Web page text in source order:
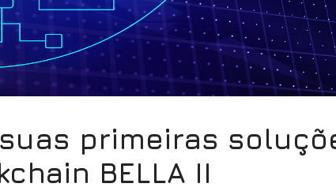
primeiras
BELLA II